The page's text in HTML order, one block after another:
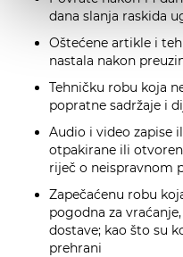
dana slanja raskida
Oštećene artikle i
nastala nakon
Tehničku robu koja
popratne sadržaje i
Audio i video zapise
otpakirane ili
riječ o neispravnom
Zapečaćenu robu
pogodna za
dostave; kao što su
prehrani